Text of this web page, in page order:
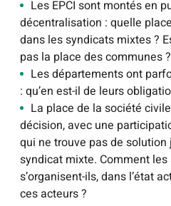
Les EPCI sont montés en
décentralisation : quelle
dans les syndicats mixtes ?
pas la place des communes ?
Les départements ont
: qu’en est-il de leurs
La place de la société
décision, avec une
qui ne trouve pas de solution
syndicat mixte. Comment
s’organisent-ils, dans l’état
ces acteurs ?